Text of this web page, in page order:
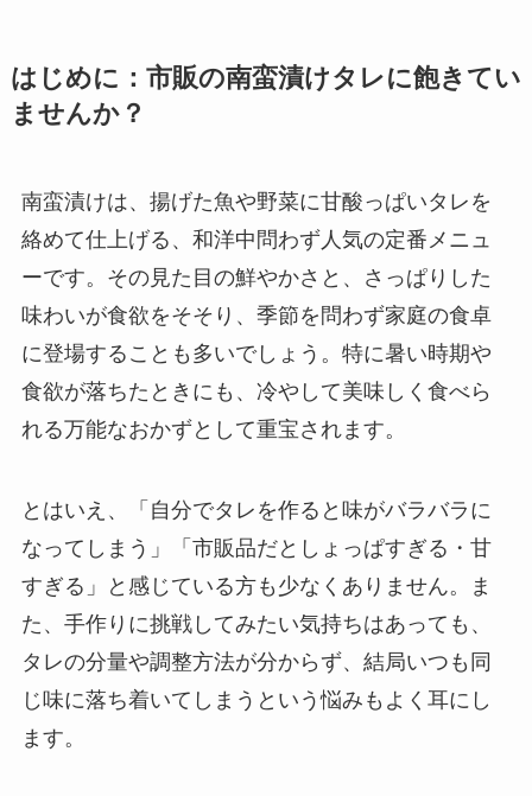
はじめに：市販の南蛮漬けタレに飽きてい
ませんか？
南蛮漬けは、揚げた魚や野菜に甘酸っぱいタレを
絡めて仕上げる、和洋中問わず人気の定番メニュ
ーです。その見た目の鮮やかさと、さっぱりした
味わいが食欲をそそり、季節を問わず家庭の食卓
に登場することも多いでしょう。特に暑い時期や
食欲が落ちたときにも、冷やして美味しく食べら
れる万能なおかずとして重宝されます。
とはいえ、「自分でタレを作ると味がバラバラに
なってしまう」「市販品だとしょっぱすぎる・甘
すぎる」と感じている方も少なくありません。ま
た、手作りに挑戦してみたい気持ちはあっても、
タレの分量や調整方法が分からず、結局いつも同
じ味に落ち着いてしまうという悩みもよく耳にし
ます。